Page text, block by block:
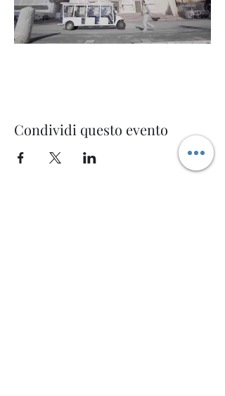
Condividi questo evento